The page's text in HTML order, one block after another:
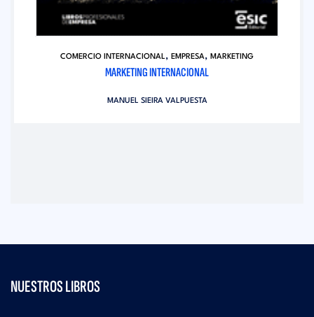
COMERCIO INTERNACIONAL, EMPRESA, MARKETING
MARKETING INTERNACIONAL
MANUEL SIEIRA VALPUESTA
NUESTROS LIBROS